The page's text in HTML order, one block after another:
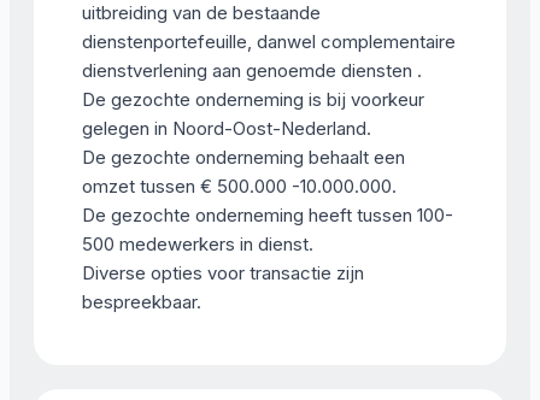
uitbreiding van de bestaande
dienstenportefeuille, danwel complementaire
dienstverlening aan genoemde diensten .
De gezochte onderneming is bij voorkeur
gelegen in Noord-Oost-Nederland.
De gezochte onderneming behaalt een
omzet tussen € 500.000 -10.000.000.
De gezochte onderneming heeft tussen 100-
500 medewerkers in dienst.
Diverse opties voor transactie zijn
bespreekbaar.